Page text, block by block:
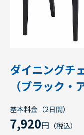
ダイニングチ
（ブラック・
基本料金（2日間）
7,920円 （税込）